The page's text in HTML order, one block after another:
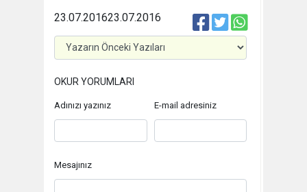
23.07.2016
23.07.2016
OKUR YORUMLARI
Adınızı yazınız E-mail adresiniz
Mesajınız